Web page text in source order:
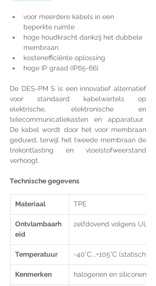
voor meerdere kabels in een
beperkte ruimte
hoge houdkracht dankzij het dubbele
membraan
kostenefficiënte oplossing
hoge IP graad (IP65-66)
De DES-PM S is een innovatief alternatief
voor standaard kabelwartels op
elektrische, elektronische en
telecommunicatiekasten en apparatuur.
De kabel wordt door het voor membraan
geduwd, terwijl het tweede membraan de
trekontlasting en vloeistofweerstand
verhoogt.
Technische gegevens
Materiaal TPE
Ontvlambaarh
eid
zelfdovend volgens UL94-
Temperatuur -40°C...+105°C (statisch)
Kenmerken halogenen en siliconen vrij